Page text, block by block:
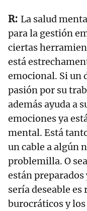
La salud
para la gestión
ciertas
está
emocional. Si un
pasión por su
además ayuda a
emociones ya
mental. Está
un cable a algún
problemilla. O
están preparados
sería deseable
burocráticos y